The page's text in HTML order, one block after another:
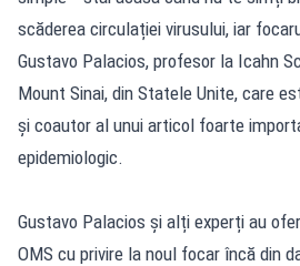
scăderea circulației virusului, iar
Gustavo Palacios, profesor la Icahn
Mount Sinai, din Statele Unite, care
și coautor al unui articol foarte
epidemiologic.
Gustavo Palacios și alți experți au
OMS cu privire la noul focar încă din